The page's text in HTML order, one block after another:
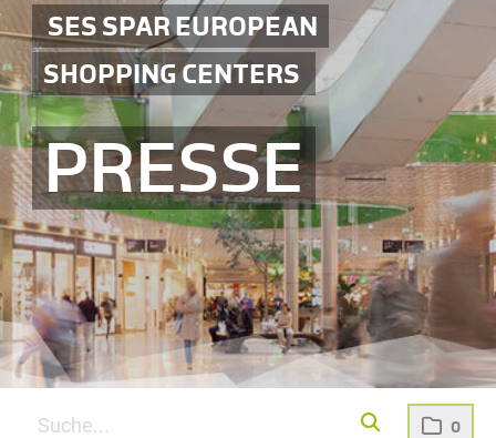
0
SES SPAR EUROPEAN
SHOPPING CENTERS
PRESSE